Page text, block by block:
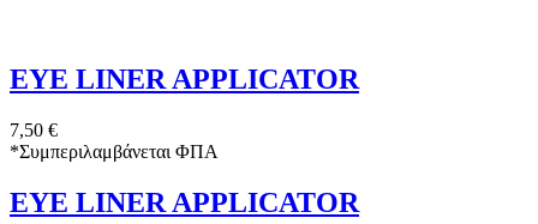
EYE LINER APPLICATOR
7,50 €
*Συμπεριλαμβάνεται ΦΠΑ
EYE LINER APPLICATOR